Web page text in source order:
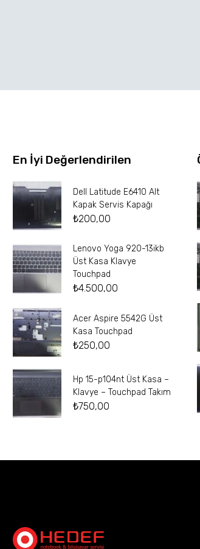
En İyi Değerlendirilen
Dell Latitude E6410 Alt
Kapak Servis Kapağı
₺200,00
Lenovo Yoga 920-13ikb
Üst Kasa Klavye
Touchpad
₺4.500,00
Acer Aspire 5542G Üst
Kasa Touchpad
₺250,00
Hp 15-p104nt Üst Kasa –
Klavye – Touchpad Takım
₺750,00